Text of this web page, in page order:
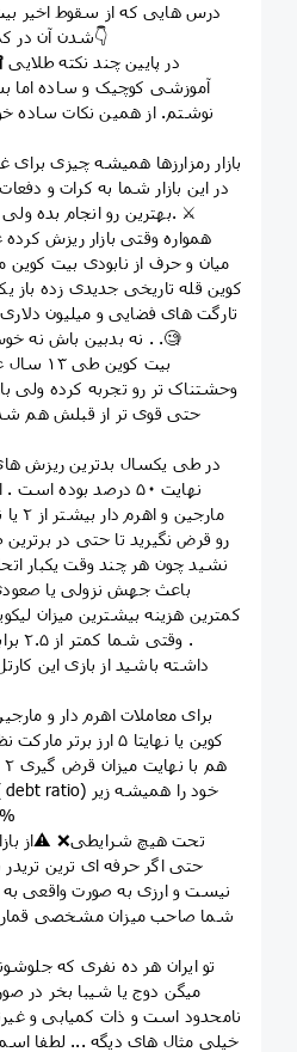
شدن آن در کمتر از یک ماه می آموزیم ؟👇
در پایین چند نکته
آموزشی کوچیک و ساده اما
نوشتم. از همین نکات ساده
در این بازار شما به کرات و
بهترین رو انجام بده ولی برای بدترین نیز آماده باش. ⚔
میان و حرف از نابودی بیت
کوین قله تاریخی جدیدی زده باز
تارگت های فضایی و میلیون
. نه بدبین باش نه خوش بین ؛ فقط واقع گرا باش .🧐
وحشتناک تر رو تجربه کرده ولی
حتی قوی تر از قبلش هم‌
نهایت ۵۰ درصد بوده
رو قرض نگیرید تا حتی در برترین
نشید چون هر چند وقت یکبار
باعث جهش نزولی یا
کمترین هزینه بیشترین میزان
.
داشته باشید از بازی این
کوین یا نهایتا ۵ ارز
۷۰ درصد نگه دارید .🔽 70%
حتی اگر حرفه ای ترین تریدر
نیست و ارزی به صورت واقعی
شما صاحب میزان مشخصی قمار
میگن دوج یا شیبا بخر در
نامحدود است و ذات کمیابی و
خیلی مثال های دیگه ... لطفا اسم